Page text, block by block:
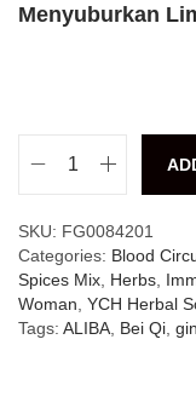
Menyuburkan
SKU: FG0084201
Categories: Blood
Spices Mix Herbs
Woman YCH Herbal
Tags: ALIBA Bei Qi